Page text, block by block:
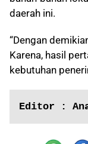
daerah ini.
“Dengan
Karena, hasil
kebutuhan
Editor :